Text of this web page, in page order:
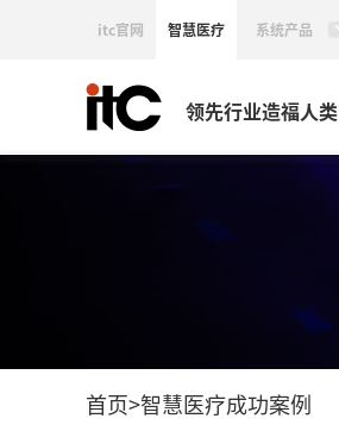
itc官网 智慧医疗 系统产品
领先行业造福人类
首页>智慧医疗成功案例